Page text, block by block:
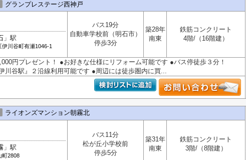
グランプレステージ西神戸
」駅
伊川谷町有瀬1046-1
バス19分
自動車学校前（明石市）
停歩3分
築28年
南東
鉄筋コンクリート
4階/（16階建）
円プレゼント！ ●お好きな仕様にリフォーム可能です ●バス停徒歩３分！
川谷駅』２沿線利用可能です ●周辺には徒歩圏内に買...
ライオンズマンション朝霧北
」駅
町2808
バス11分
松が丘小学校前
停歩5分
築31年
南東
鉄筋コンクリート
3階/（8階建）